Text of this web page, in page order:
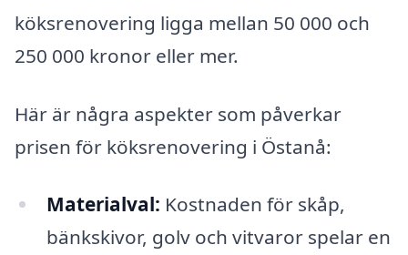
köksrenovering ligga mellan 50 000 och
250 000 kronor eller mer.
Här är några aspekter som påverkar
prisen för köksrenovering i Östanå:
Materialval: Kostnaden för skåp,
bänkskivor, golv och vitvaror spelar en